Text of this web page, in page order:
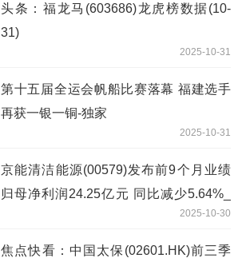
头条：福龙马(603686)龙虎榜数据(10-
31)
2025-10-31
第十五届全运会帆船比赛落幕 福建选手
再获一银一铜-独家
2025-10-31
京能清洁能源(00579)发布前9个月业绩
归母净利润24.25亿元 同比减少5.64%_
2025-10-30
焦点快看：中国太保(02601.HK)前三季